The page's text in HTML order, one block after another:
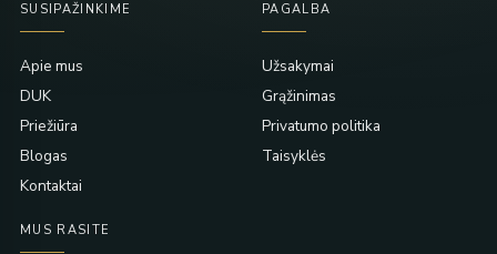
SUSIPAŽINKIME
Apie mus
DUK
Priežiūra
Blogas
Kontaktai
PAGALBA
Užsakymai
Grąžinimas
Privatumo politika
Taisyklės
MUS RASITE